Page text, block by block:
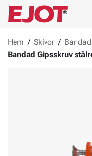
Hem / Skivor /
Bandad Gipsskruv